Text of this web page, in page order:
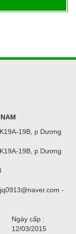
19B, p Dương
19B, p Dương
-
Ngày cấp :
12/03/2015